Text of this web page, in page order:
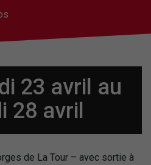
23 avril au
28 avril
de La Tour – avec sortie à